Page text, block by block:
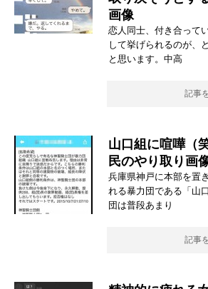
画像
恋人同士、付き合って
して挙げられるのが、
と思います。中高
記事
山口組に喧嘩（
民のやり取り画
兵庫県神戸に本部を置
れる暴力団である「山
団は普段あまり
記事